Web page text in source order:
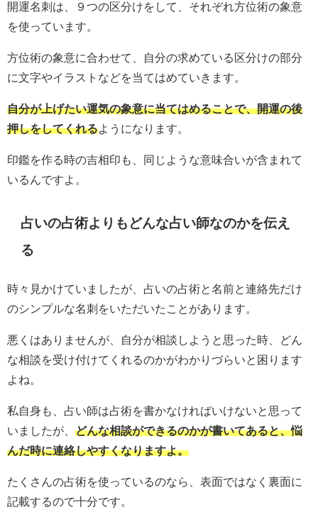
開運名刺は、９つの区分けをして、それぞれ方位術の象意
を使っています。
方位術の象意に合わせて、自分の求めている区分けの部分
に文字やイラストなどを当てはめていきます。
自分が上げたい運気の象意に当てはめることで、開運の後
押しをしてくれる ようになります。
印鑑を作る時の吉相印も、同じような意味合いが含まれて
いるんですよ。
占いの占術よりもどんな占い師なのかを伝え
る
時々見かけていましたが、占いの占術と名前と連絡先だけ
のシンプルな名刺をいただいたことがあります。
悪くはありませんが、自分が相談しようと思った時、どん
な相談を受け付けてくれるのかがわかりづらいと困ります
よね。
私自身も、占い師は占術を書かなければいけないと思って
いましたが、 どんな相談ができるのかが書いてあると、悩
んだ時に連絡しやすくなりますよ。
たくさんの占術を使っているのなら、表面ではなく裏面に
記載するので十分です。